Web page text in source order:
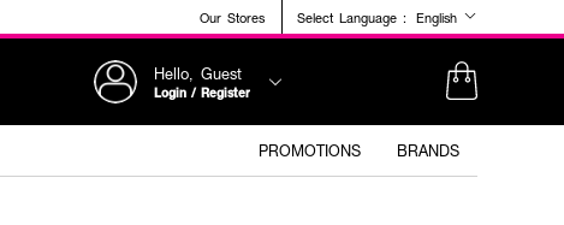
Our Stores Select Language : English
Hello, Guest
Login / Register
PROMOTIONS BRANDS